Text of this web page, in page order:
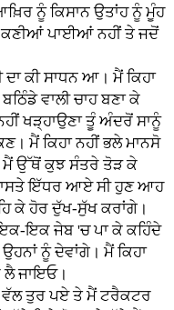
ਨੂੰ ਕਿਸਾਨ ਉਤਾਂਹ ਨੂੰ ਮੂੰਹ
ਕਣੀਆਂ ਪਾਈਆਂ ਨਹੀਂ ਤੇ ਜਦੋਂ
ਕੀ ਸਾਧਨ ਆ। ਮੈਂ ਕਿਹਾ
ਵਾਲੀ ਚਾਹ ਬਣਾ ਕੇ
ਖੜ੍ਹਾਉਣਾ ਤੂੰ ਅੰਦਰੋਂ ਸਾਨੂੰ
ਮੈਂ ਕਿਹਾ ਨਹੀਂ ਭਲੇ ਮਾਨਸੋ
ਉੱਥੋਂ ਕੁਝ ਸੰਤਰੇ ਤੋੜ ਕੇ
ਹਾਸਤੇ ਇੱਧਰ ਆਏ ਸੀ ਹੁਣ ਆਹ
ਕੇ ਹੋਰ ਦੁੱਖ-ਸੁੱਖ ਕਰਾਂਗੇ।
ਇਕ ਜੇਬ 'ਚ ਪਾ ਕੇ ਕਹਿੰਦੇ
ਨੂੰ ਦੇਵਾਂਗੇ। ਮੈਂ ਕਿਹਾ
ਲੈ ਜਾਇਓ।
ਵੱਲ ਤੁਰ ਪਏ ਤੇ ਮੈਂ ਟਰੈਕਟਰ